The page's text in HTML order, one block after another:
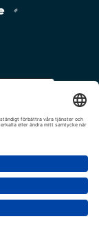
Cookie-inställningar